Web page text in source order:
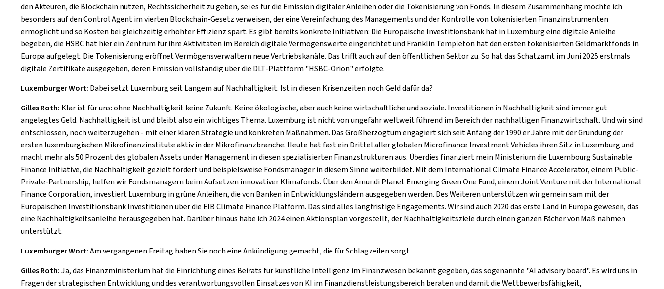
den Akteuren, die Blockchain nutzen, Rechtssicherheit zu geben, sei es für die Emission digitaler Anleihen oder die Tokenisierung von Fonds. In diesem Zusammenhang möchte ich
besonders auf den Control Agent im vierten Blockchain-Gesetz verweisen, der eine Vereinfachung des Managements und der Kontrolle von tokenisierten Finanzinstrumenten
ermöglicht und so Kosten bei gleichzeitig erhöhter Effizienz spart. Es gibt bereits konkrete Initiativen: Die Europäische Investitionsbank hat in Luxemburg eine digitale Anleihe
begeben, die HSBC hat hier ein Zentrum für ihre Aktivitäten im Bereich digitale Vermögenswerte eingerichtet und Franklin Templeton hat den ersten tokenisierten Geldmarktfonds in
Europa aufgelegt. Die Tokenisierung eröffnet Vermögensverwaltern neue Vertriebskanäle. Das trifft auch auf den öffentlichen Sektor zu. So hat das Schatzamt im Juni 2025 erstmals
digitale Zertifikate ausgegeben, deren Emission vollständig über die DLT-Plattform "HSBC-Orion" erfolgte.
Luxemburger Wort: Dabei setzt Luxemburg seit Langem auf Nachhaltigkeit. Ist in diesen Krisenzeiten noch Geld dafür da?
Gilles Roth: Klar ist für uns: ohne Nachhaltigkeit keine Zukunft. Keine ökologische, aber auch keine wirtschaftliche und soziale. Investitionen in Nachhaltigkeit sind immer gut
angelegtes Geld. Nachhaltigkeit ist und bleibt also ein wichtiges Thema. Luxemburg ist nicht von ungefähr weltweit führend im Bereich der nachhaltigen Finanzwirtschaft. Und wir sind
entschlossen, noch weiterzugehen - mit einer klaren Strategie und konkreten Maßnahmen. Das Großherzogtum engagiert sich seit Anfang der 1990 er Jahre mit der Gründung der
ersten luxemburgischen Mikrofinanzinstitute aktiv in der Mikrofinanzbranche. Heute hat fast ein Drittel aller globalen Microfinance Investment Vehicles ihren Sitz in Luxemburg und
macht mehr als 50 Prozent des globalen Assets under Management in diesen spezialisierten Finanzstrukturen aus. Überdies finanziert mein Ministerium die Luxembourg Sustainable
Finance Initiative, die Nachhaltigkeit gezielt fördert und beispielsweise Fondsmanager in diesem Sinne weiterbildet. Mit dem International Climate Finance Accelerator, einem Public-
Private-Partnership, helfen wir Fondsmanagern beim Aufsetzen innovativer Klimafonds. Über den Amundi Planet Emerging Green One Fund, einem Joint Venture mit der International
Finance Corporation, investiert Luxemburg in grüne Anleihen, die von Banken in Entwicklungsländern ausgegeben werden. Des Weiteren unterstützen wir gemein sam mit der
Europäischen Investitionsbank Investitionen über die EIB Climate Finance Platform. Das sind alles langfristige Engagements. Wir sind auch 2020 das erste Land in Europa gewesen, das
eine Nachhaltigkeitsanleihe herausgegeben hat. Darüber hinaus habe ich 2024 einen Aktionsplan vorgestellt, der Nachhaltigkeitsziele durch einen ganzen Fächer von Maß nahmen
unterstützt.
Luxemburger Wort:Am vergangenen Freitag haben Sie noch eine Ankündigung gemacht, die für Schlagzeilen sorgt...
Gilles Roth:Ja, das Finanzministerium hat die Einrichtung eines Beirats für künstliche Intelligenz im Finanzwesen bekannt gegeben, das sogenannte "AI advisory board". Es wird uns in
Fragen der strategischen Entwicklung und des verantwortungsvollen Einsatzes von KI im Finanzdienstleistungsbereich beraten und damit die Wettbewerbsfähigkeit,